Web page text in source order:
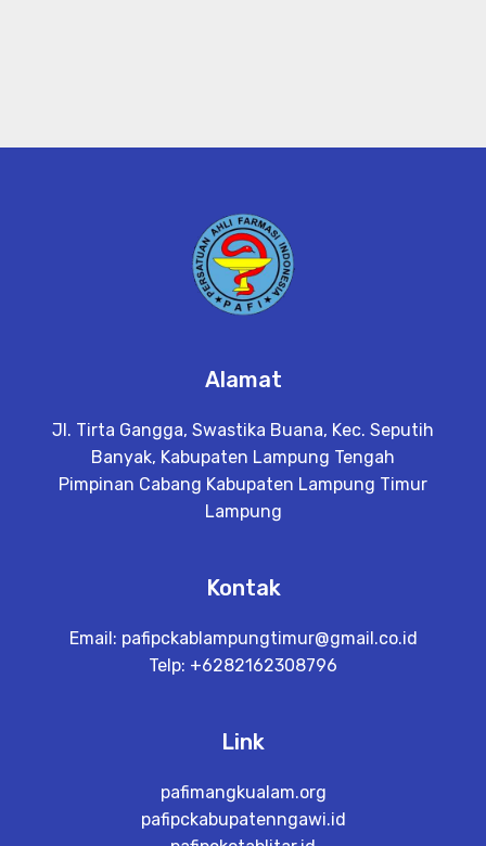
Alamat
Jl. Tirta Gangga, Swastika Buana, Kec. Seputih
Banyak, Kabupaten Lampung Tengah
Pimpinan Cabang Kabupaten Lampung Timur
Lampung
Kontak
Email: pafipckablampungtimur@gmail.co.id
Telp: +6282162308796
Link
pafimangkualam.org
pafipckabupatenngawi.id